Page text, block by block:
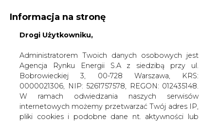
KONTAKT:
WYDAWCA PORTALU:
WYSOKI KONTRAST A A
ZALOGUJ SIĘ
Informacja na stronę
Drogi Użytkowniku,
Administratorem Twoich danych osobowych jest
Agencja Rynku Energii S.A z siedzibą przy ul.
Bobrowieckiej 3, 00-728 Warszawa, KRS:
0000021306, NIP: 5261757578, REGON: 012435148.
W ramach odwiedzania naszych serwisów
internetowych możemy przetwarzać Twój adres IP,
pliki cookies i podobne dane nt. aktywności lub